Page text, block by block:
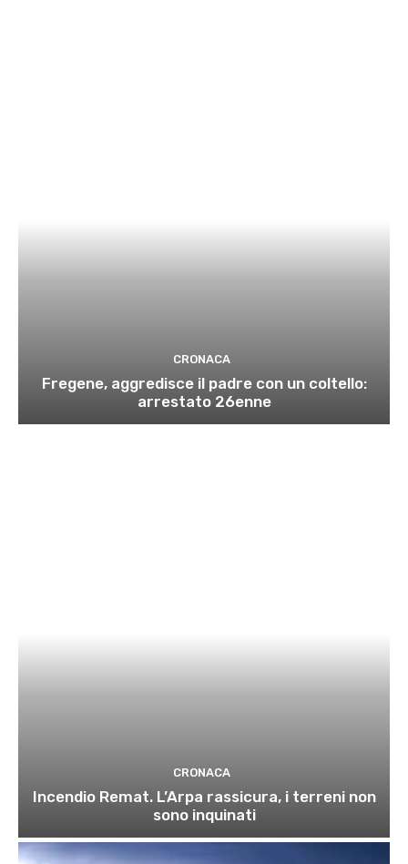
CRONACA
Fregene, aggredisce il padre con un coltello:
arrestato 26enne
CRONACA
Incendio Remat. L’Arpa rassicura, i terreni non
sono inquinati